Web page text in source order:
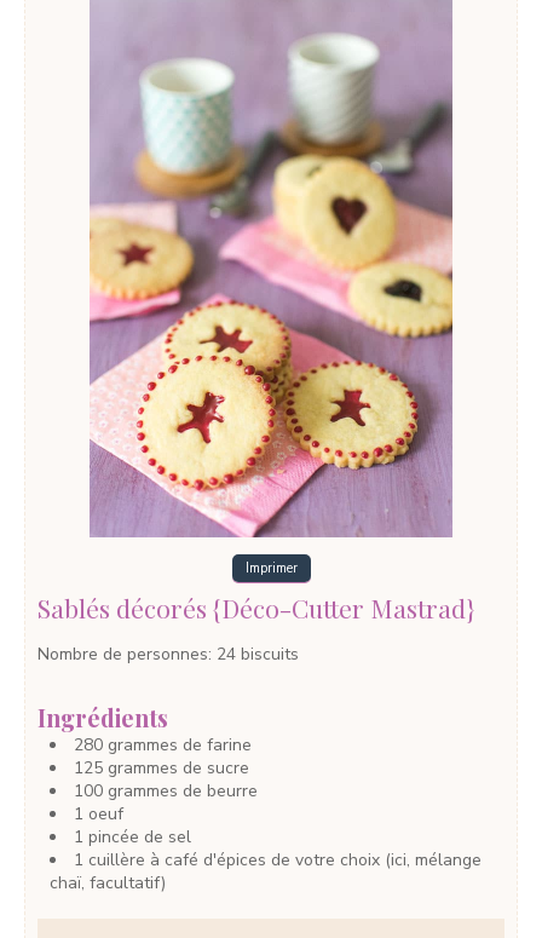
Imprimer
Sablés décorés {Déco-Cutter Mastrad}
Nombre de personnes: 24 biscuits
Ingrédients
280 grammes de farine
125 grammes de sucre
100 grammes de beurre
1 oeuf
1 pincée de sel
1 cuillère à café d'épices de votre choix (ici, mélange
chaï, facultatif)